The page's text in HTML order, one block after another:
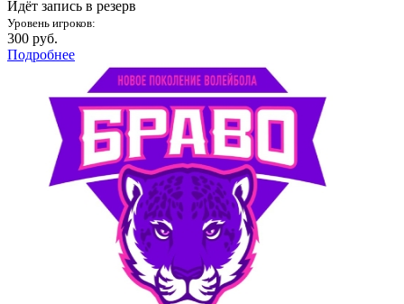
Идёт запись в резерв
Уровень игроков:
300 руб.
Подробнее